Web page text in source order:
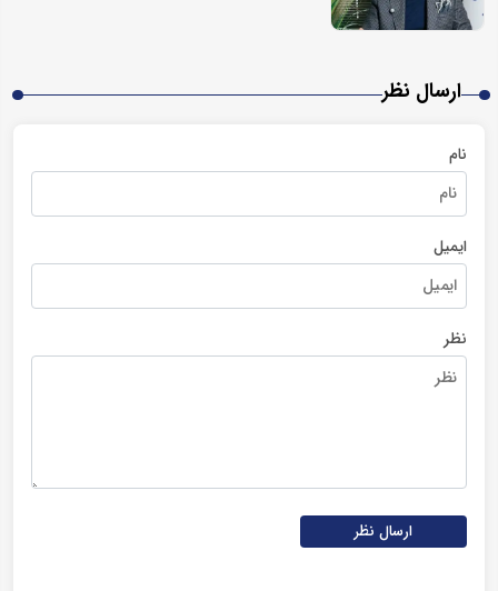
ارسال نظر
نام
ایمیل
نظر
ارسال نظر